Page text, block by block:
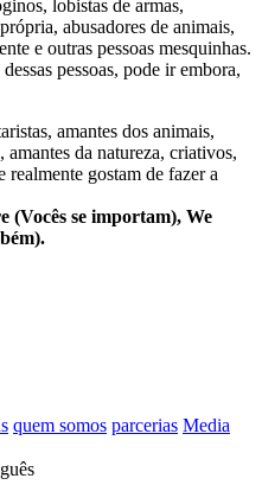
lobistas de armas,
abusadores de animais,
e outras pessoas mesquinhas.
pessoas, pode ir embora,
amantes dos animais,
da natureza, criativos,
realmente gostam de fazer a
(Vocês se importam), We
quem somos parcerias Media